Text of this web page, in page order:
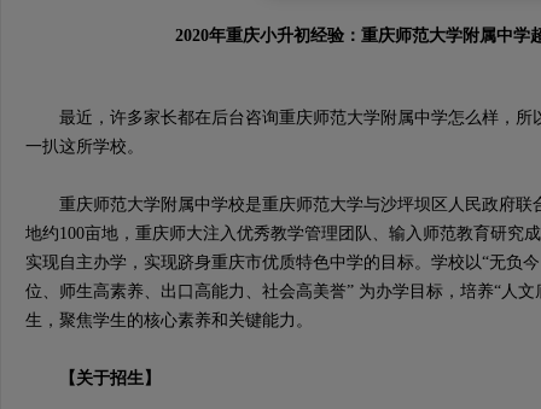
2020年重庆小升初经验：重庆师范大学附属中学
最近，许多家长都在后台咨询重庆师范大学附属中学怎么样，所
一扒这所学校。
重庆师范大学附属中学校是重庆师范大学与沙坪坝区人民政府联
地约100亩地，重庆师大注入优秀教学管理团队、输入师范教育研究
实现自主办学，实现跻身重庆市优质特色中学的目标。学校以“无负
位、师生高素养、出口高能力、社会高美誉” 为办学目标，培养“人
生，聚焦学生的核心素养和关键能力。
【关于招生】